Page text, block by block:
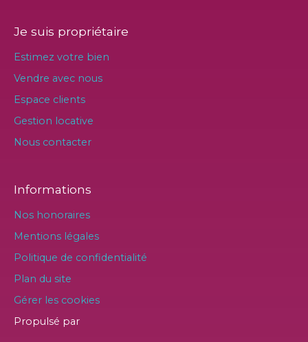
Je suis propriétaire
Estimez votre bien
Vendre avec nous
Espace clients
Gestion locative
Nous contacter
Informations
Nos honoraires
Mentions légales
Politique de confidentialité
Plan du site
Gérer les cookies
Propulsé par